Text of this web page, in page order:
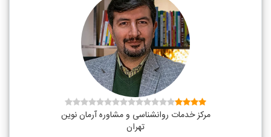
مرکز خدمات روانشناسی و مشاوره آرمان نوین
تهران